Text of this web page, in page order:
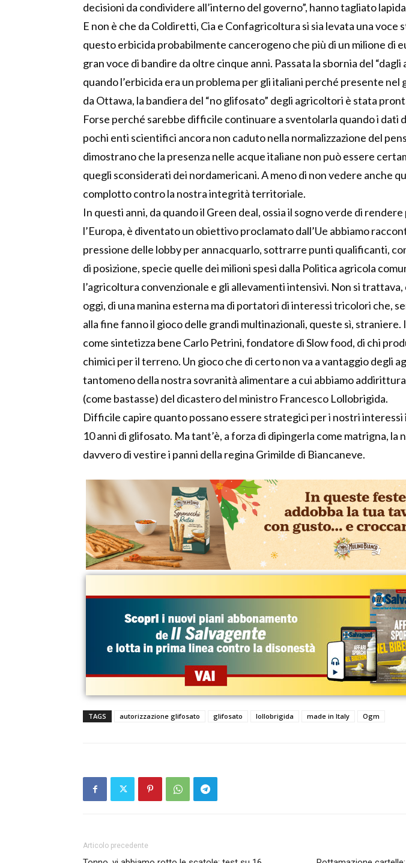
decisioni da condividere all’interno del governo”, hanno tagliato
E non è che da Coldiretti, Cia e Confagricoltura si sia levata una voce
questo erbicida probabilmente cancerogeno che più di un milione di
gran voce di bandire da oltre cinque anni. Passata la sbornia del “dagli
quando l’erbicida era un problema per gli italiani perché presente
da Ottawa, la bandiera del “no glifosato” degli agricoltori è stata
Forse perché sarebbe difficile continuare a sventolarla quando i dati
pochi enti scientifici ancora non caduto nella normalizzazione del
dimostrano che la presenza nelle acque italiane non può essere
quegli sconsiderati dei nordamericani. A meno di non vedere anche
complotto contro la nostra integrità territoriale.
In questi anni, da quando il Green deal, ossia il sogno verde di
l’Europa, è diventato un obiettivo proclamato dall’Ue abbiamo
pressione delle lobby per annacquarlo, sottrarre punti qualificanti,
di posizione, specie quelle dei milioni spesi dalla Politica agricola
l’agricoltura convenzionale e gli allevamenti intensivi. Non si
oggi, di una manina esterna ma di portatori di interessi tricolori che,
alla fine fanno il gioco delle grandi multinazionali, queste sì, straniere.
come sintetizza bene Carlo Petrini, fondatore di Slow food, di chi
chimici per il terreno. Un gioco che di certo non va a vantaggio degli
tantomeno della nostra sovranità alimentare a cui abbiamo
(come bastasse) del dicastero del ministro Francesco Lollobrigida.
Difficile capire quanto possano essere strategici per i nostri interessi
10 anni di glifosato. Ma tant’è, a forza di dipingerla come matrigna, la
davvero di vestire i panni della regina Grimilde di Biancaneve.
TAGS autorizzazione glifosato glifosato lollobrigida made in Italy Ogm
Articolo precedente